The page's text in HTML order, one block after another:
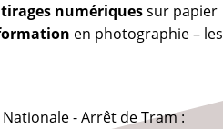
tirages numériquessur papier
en photographie – les
Nationale - Arrêt de Tram :